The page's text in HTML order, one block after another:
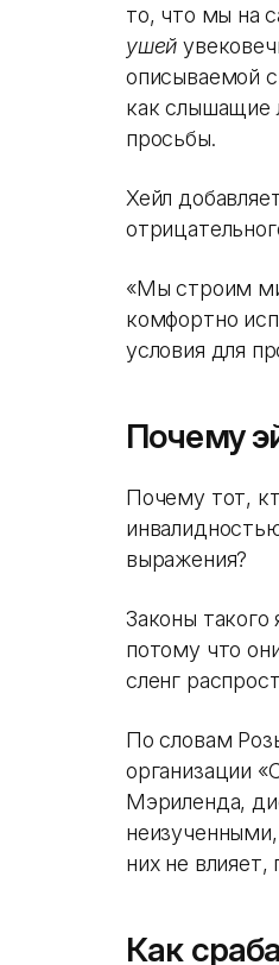
то, что мы на
ушей
описываемой
как слышащие
просьбы.
Хейл
«Мы строим
комфортно
условия для
Почему
Почему тот,
выражения?
Законы
потому что
сленг
По словам
организации
Мэриленда,
них не влияет,
Как